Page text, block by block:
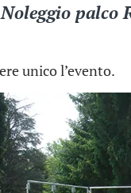
Noleggio palco
unico l’evento.